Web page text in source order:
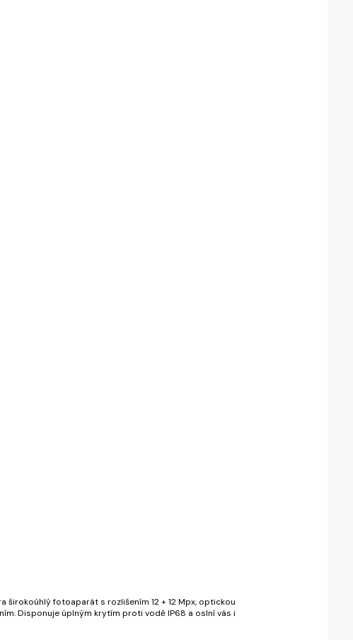
širokoúhlý fotoaparát s rozlišením 12 + 12 Mpx, optickou
Disponuje úplným krytím proti vodě IP68 a oslní vás i